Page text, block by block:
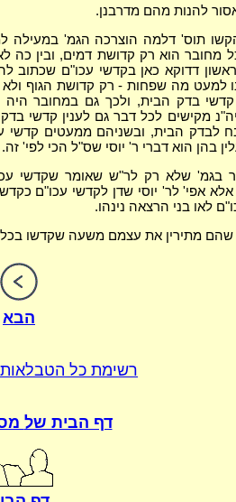
להנות מהם מדרבנן.
תוס' דלמה הוצרכה הגמ' במעילה
מחובר הוא רק קדושת דמים, ובין כה
דדוקא כאן בקדשי עכו"ם שכתוב
למעט מה שפחות - רק קדושת הגוף
קדשי בדק הבית, ולכך גם במחובר היה
מקישים לכל דבר גם לענין קדשי בדק
לבדק הבית, ובשניהם ממעטים
בהן הוא דברי ר' יוסי שס"ל הכי לפי' זה.
בגמ' שלא רק לר"ש שאומר שקדשי
אפי' לר' יוסי שדן לקדשי עכו"ם
לאו בני הרצאה נינהו.
שהם מתירין את עצמם משעה שקדשו
הבא
רשימת כל הטבלאות
דף הבית של